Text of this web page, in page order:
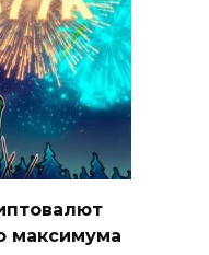
максимума